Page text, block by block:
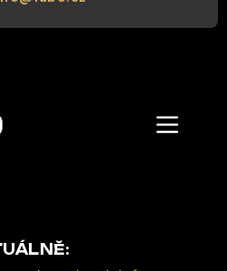
Zobrazit/
menu